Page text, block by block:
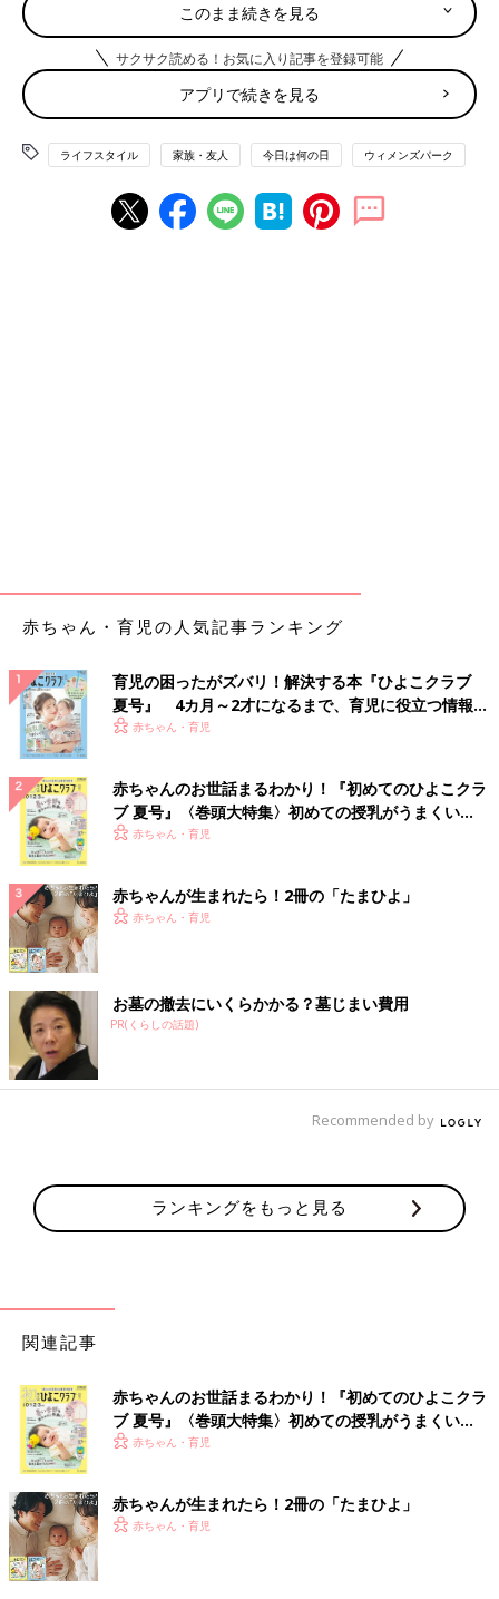
「毎月の生活費で精一杯で、なかなか貯蓄に回せない」
「習い事など子ども関連の支出がかさんでいます…老後のことま
で手が回らない！」
準備できていない派が多数！
と、老後のための貯蓄を考える余裕がないのが現状のようです。
「ストレス、疲労を溜めず健康で長く生きられるように気を付け
老後の準備も大事。でも、ネガティブになっては物事がどんどん
マイナスに向かってしまうから、ポジティブに考えられるといい
（文・井上裕紀子）
【最新・妊活サポートグッズ】セックス
グッズ続々
に、今はいろいろなグッズが発売されていま
す。 2人でポジティブに妊活を始められるよう
気軽に取り入れられる妊活サポートグッズを集
なれる「妊活お役立ちアイテム」をご紹介しま
す。
■文中のコメントはすべて、『ウィメンズパーク』（2022年1月
末まで）の投稿からの抜粋です。
※この記事は「たまひよONLINE」で過去に公開されたもので
す。
※記事の内容は記事執筆当時の情報であり、現在と異なる場合が
あります。
このまま続きを見る
サクサク読める！お気に入り記事を登録可能
アプリで続きを見る
ライフスタイル 家族・友人 今日は何の日 ウィメンズパーク
赤ちゃん・育児の人気記事ランキング
育児の困ったがズバリ！解決する本『ひよこクラブ
夏号』 4カ月～2才になるまで、育児に役立つ情報が
いっぱい！
赤ちゃん・育児
赤ちゃんのお世話まるわかり！『初めてのひよこクラ
ブ 夏号』〈巻頭大特集〉初めての授乳がうまくい
く！ おっぱい・ミルクの基本と夏のトラブル 解決テ
赤ちゃん・育児
赤ちゃんが生まれたら！2冊の「たまひよ」
赤ちゃん・育児
お墓の撤去にいくらかかる？墓じまい費用
PR(くらしの話題)
Recommended by
ランキングをもっと見る
関連記事
赤ちゃんのお世話まるわかり！『初めてのひよこクラ
ブ 夏号』〈巻頭大特集〉初めての授乳がうまくい
く！ おっぱい・ミルクの基本と夏のトラブル 解決テ
赤ちゃん・育児
赤ちゃんが生まれたら！2冊の「たまひよ」
赤ちゃん・育児